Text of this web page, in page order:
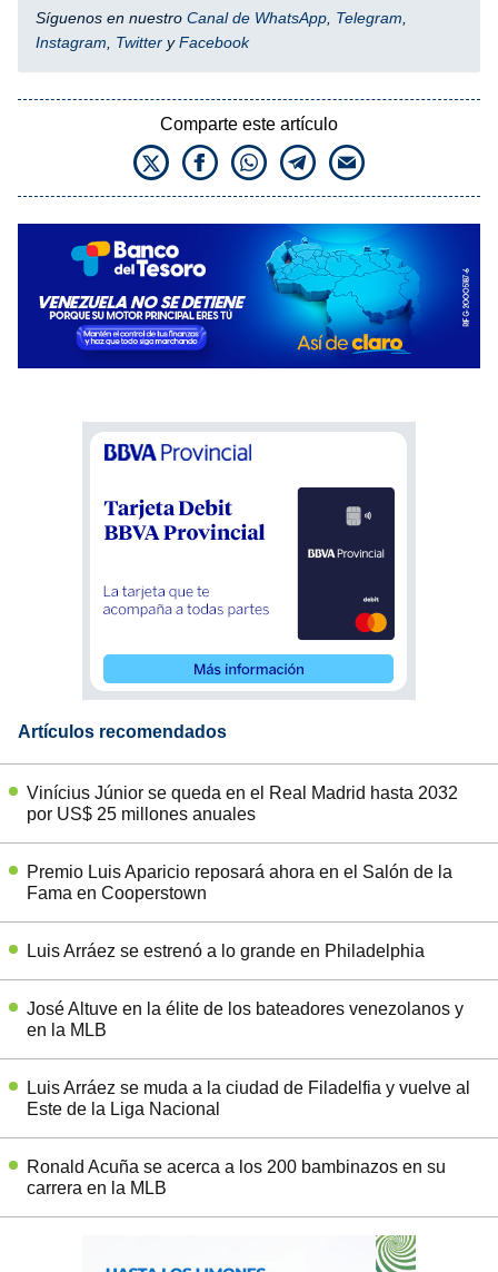
Síguenos en nuestro Canal de WhatsApp Telegram
Instagram
Twitter yFacebook
Comparte este artículo
Artículos recomendados
Vinícius Júnior se queda en el Real Madrid hasta 2032
por US$ 25 millones anuales
Premio Luis Aparicio reposará ahora en el Salón de la
Fama en Cooperstown
Luis Arráez se estrenó a lo grande en Philadelphia
José Altuve en la élite de los bateadores venezolanos y
en la MLB
Luis Arráez se muda a la ciudad de Filadelfia y vuelve al
Este de la Liga Nacional
Ronald Acuña se acerca a los 200 bambinazos en su
carrera en la MLB